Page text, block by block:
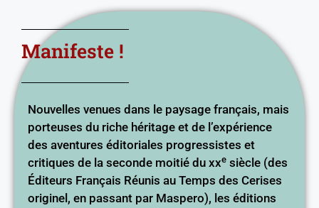
Manifeste !
Nouvelles venues dans le paysage français, mais
porteuses du riche héritage et de l’expérience
des aventures éditoriales progressistes et
critiques de la seconde moitié du xxe siècle (des
Éditeurs Français Réunis au Temps des Cerises
originel, en passant par Maspero), les éditions